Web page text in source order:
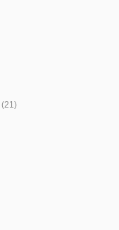
(21)